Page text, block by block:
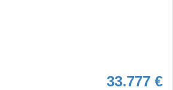
33.777 €